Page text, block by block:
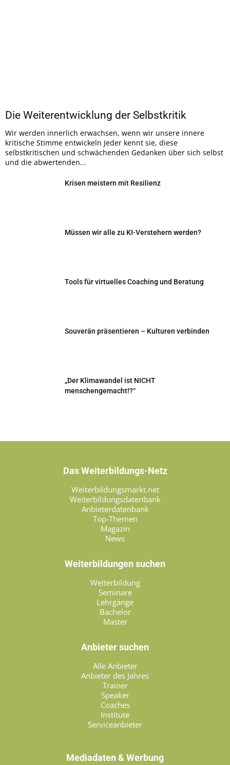
Die Weiterentwicklung der Selbstkritik
Wir werden innerlich erwachsen, wenn wir unsere innere
kritische Stimme entwickeln Jeder kennt sie, diese
selbstkritischen und schwächenden Gedanken über sich selbst
und die abwertenden...
Krisen meistern mit Resilienz
Müssen wir alle zu KI-Verstehern werden?
Tools für virtuelles Coaching und Beratung
Souverän präsentieren – Kulturen verbinden
„Der Klimawandel ist NICHT
menschengemacht!?“
Das Weiterbildungs-Netz
Weiterbildungsmarkt.net
Weiterbildungsdatenbank
Anbieterdatenbank
Top-Themen
Magazin
News
Weiterbildungen suchen
Weiterbildung
Seminare
Lehrgänge
Bachelor
Master
Anbieter suchen
Alle Anbieter
Anbieter des Jahres
Trainer
Speaker
Coaches
Institute
Serviceanbieter
Mediadaten & Werbung